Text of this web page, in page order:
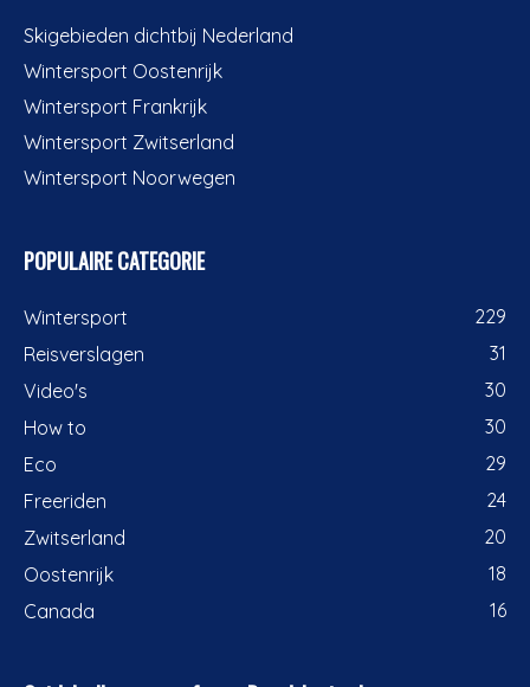
Skigebieden dichtbij Nederland
Wintersport Oostenrijk
Wintersport Frankrijk
Wintersport Zwitserland
Wintersport Noorwegen
POPULAIRE CATEGORIE
Wintersport
229
Reisverslagen
31
Video's
30
How to
30
Eco
29
Freeriden
24
Zwitserland
20
Oostenrijk
18
Canada
16